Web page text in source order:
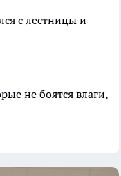
с лестницы и
не боятся влаги,